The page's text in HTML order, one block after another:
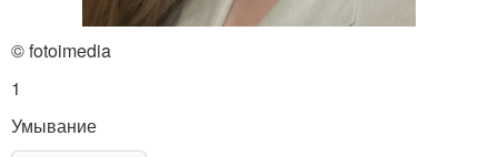
© fotoimedia
1
Умывание